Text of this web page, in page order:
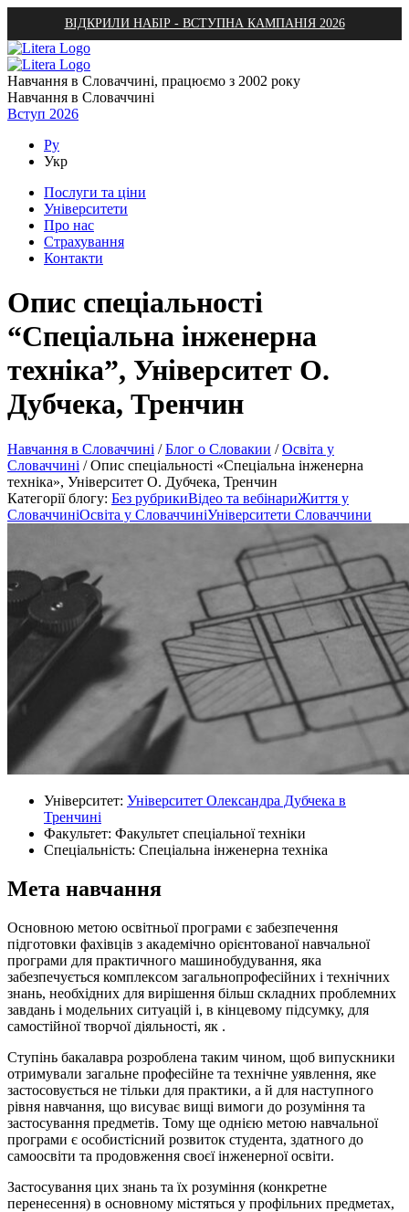
ВІДКРИЛИ НАБІР - ВСТУПНА КАМПАНІЯ 2026
Навчання в Словаччині, працюємо з 2002 року
Навчання в Словаччині
Вступ 2026
Ру
Укр
Послуги та ціни
Університети
Про нас
Страхування
Контакти
Опис спеціальності
“Спеціальна інженерна
техніка”, Університет О.
Дубчека, Тренчин
Навчання в Словаччині /Блог о Словакии /Освіта у
Словаччині /Опис спеціальності «Спеціальна інженерна
техніка», Університет О. Дубчека, Тренчин
Категорії блогу: Без рубрикиВідео та вебінариЖиття у
СловаччиніОсвіта у СловаччиніУніверситети Словаччини
Університет: Університет Олександра Дубчека в
Тренчині
Факультет: Факультет спеціальної техніки
Спеціальність: Спеціальна інженерна техніка
Мета навчання
Основною метою освітньої програми є забезпечення
підготовки фахівців з академічно орієнтованої навчальної
програми для практичного машинобудування, яка
забезпечується комплексом загальнопрофесійних і технічних
знань, необхідних для вирішення більш складних проблемних
завдань і модельних ситуацій і, в кінцевому підсумку, для
самостійної творчої діяльності, як .
Ступінь бакалавра розроблена таким чином, щоб випускники
отримували загальне професійне та технічне уявлення, яке
застосовується не тільки для практики, а й для наступного
рівня навчання, що висуває вищі вимоги до розуміння та
застосування предметів. Тому ще однією метою навчальної
програми є особистісний розвиток студента, здатного до
самоосвіти та продовження своєї інженерної освіти.
Застосування цих знань та їх розуміння (конкретне
перенесення) в основному містяться у профільних предметах,